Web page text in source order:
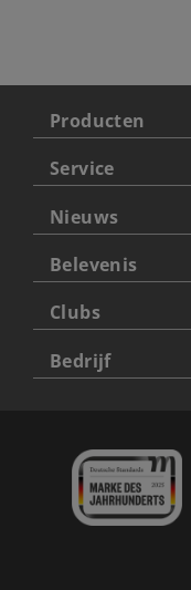
Producten
Service
Nieuws
Belevenis
Clubs
Bedrijf